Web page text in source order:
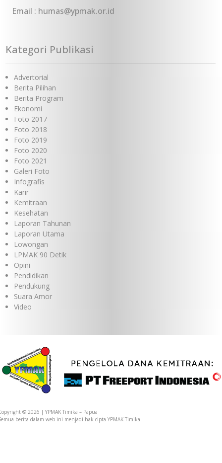
Email : humas@ypmak.or.id
Kategori Publikasi
Advertorial
Berita Pilihan
Berita Program
Ekonomi
Foto 2017
Foto 2018
Foto 2019
Foto 2020
Foto 2021
Galeri Foto
Infografis
Karir
Kemitraan
Kesehatan
Laporan Tahunan
Laporan Utama
Lowongan
LPMAK 90 Detik
Opini
Pendidikan
Pendukung
Suara Amor
Video
© 2026 | YPMAK Timika – Papua
berita dalam web ini menjadi hak cipta YPMAK Timika